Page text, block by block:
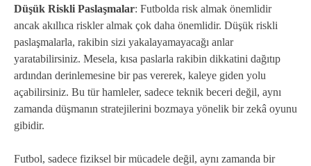
Düşük Riskli Paslaşmalar: Futbolda risk almak önemlidir
ancak akıllıca riskler almak çok daha önemlidir. Düşük riskli
paslaşmalarla, rakibin sizi yakalayamayacağı anlar
yaratabilirsiniz. Mesela, kısa paslarla rakibin dikkatini dağıtıp
ardından derinlemesine bir pas vererek, kaleye giden yolu
açabilirsiniz. Bu tür hamleler, sadece teknik beceri değil, aynı
zamanda düşmanın stratejilerini bozmaya yönelik bir zekâ oyunu
gibidir.
Futbol, sadece fiziksel bir mücadele değil, aynı zamanda bir